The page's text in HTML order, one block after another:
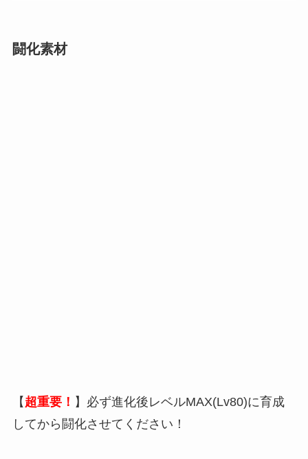
闘化素材
【 超重要！ 】必ず進化後レベルMAX(Lv80)に育成
してから闘化させてください！